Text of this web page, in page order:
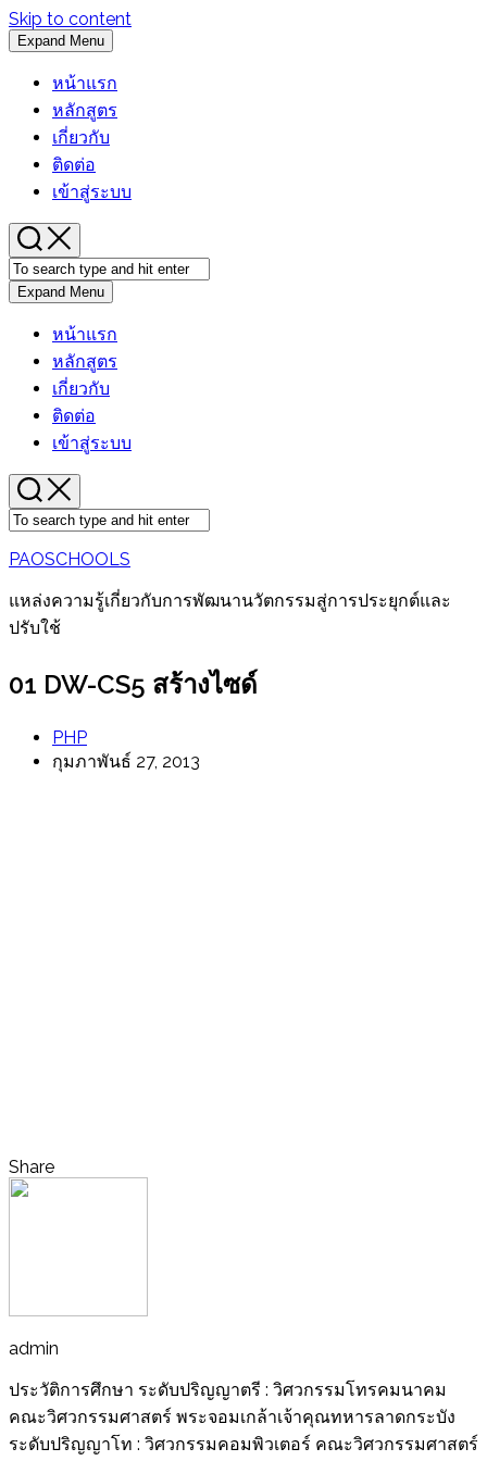
Skip to content
Expand Menu
หน้าแรก
หลักสูตร
เกี่ยวกับ
ติดต่อ
เข้าสู่ระบบ
Expand Menu
หน้าแรก
หลักสูตร
เกี่ยวกับ
ติดต่อ
เข้าสู่ระบบ
PAOSCHOOLS
แหล่งความรู้เกี่ยวกับการพัฒนานวัตกรรมสู่การประยุกต์และ
ปรับใช้
01 DW-CS5 สร้างไซด์
PHP
กุมภาพันธ์ 27, 2013
Share
admin
ประวัติการศึกษา ระดับปริญญาตรี : วิศวกรรมโทรคมนาคม
คณะวิศวกรรมศาสตร์ พระจอมเกล้าเจ้าคุณทหารลาดกระบัง
ระดับปริญญาโท : วิศวกรรมคอมพิวเตอร์ คณะวิศวกรรมศาสตร์